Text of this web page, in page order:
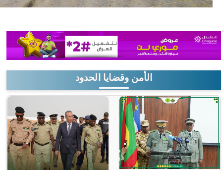
الأمن وقضايا الحدود